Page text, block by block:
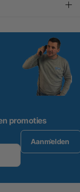
promoties
Aanmelden